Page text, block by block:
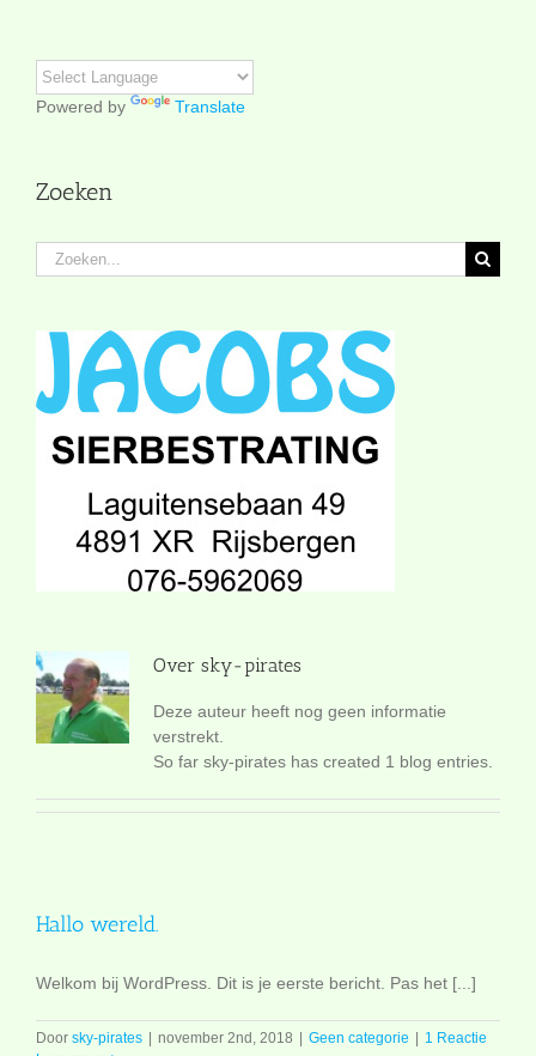
Over sky-pirates
Deze auteur heeft nog geen informatie
verstrekt.
So far sky-pirates has created 1 blog entries.
Hallo wereld.
Welkom bij WordPress. Dit is je eerste bericht. Pas het [...]
Door sky-pirates | november 2nd, 2018 | Geen categorie | 1 Reactie
Powered by Translate
Zoeken
Zoeken
naar: